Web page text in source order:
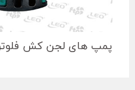
پمپ های لجن کش